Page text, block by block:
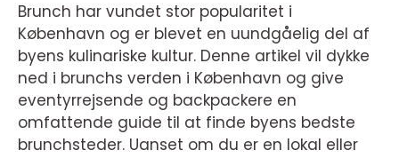
Brunch har vundet stor popularitet i
København og er blevet en uundgåelig del af
byens kulinariske kultur. Denne artikel vil dykke
ned i brunchs verden i København og give
eventyrrejsende og backpackere en
omfattende guide til at finde byens bedste
brunchsteder. Uanset om du er en lokal eller